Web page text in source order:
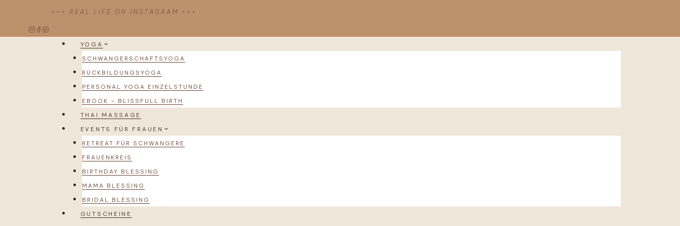
springen
+++ REAL LIFE ON INSTAGRAM +++
YOGA
SCHWANGERSCHAFTSYOGA
RÜCKBILDUNGSYOGA
PERSONAL YOGA EINZELSTUNDE
EBOOK – BLISSFULL BIRTH
THAI MASSAGE
EVENTS FÜR FRAUEN
RETREAT FÜR SCHWANGERE
FRAUENKREIS
BIRTHDAY BLESSING
MAMA BLESSING
BRIDAL BLESSING
GUTSCHEINE